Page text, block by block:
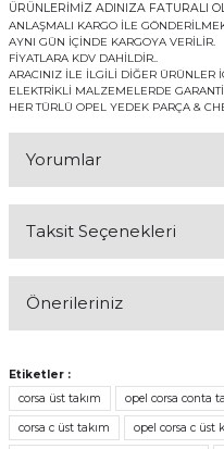
ÜRÜNLERİMİZ ADINIZA FATURALI
ANLAŞMALI KARGO İLE
AYNI GÜN İÇİNDE KARGOYA
FİYATLARA KDV DAHİLDİR..
ARACINIZ İLE İLGİLİ DİĞER ÜRÜNLER
ELEKTRİKLİ MALZEMELERDE
HER TÜRLÜ OPEL YEDEK PARÇA &
Yorumlar
Taksit Seçenekleri
Önerileriniz
konularda yetersiz
tarafımıza iletebilirsiniz.
Görüş ve önerileriniz için
Etiketler :
corsa üst takım
opel corsa conta
corsa c üst takım opel corsa c üst